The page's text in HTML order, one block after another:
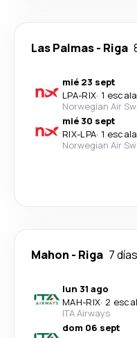
Las Palmas- Riga
mié 23 sept
LPA-RIX· 1 escala
Norwegian Air
mié 30 sept
RIX-LPA· 1 escala
Norwegian Air
Mahon - Riga 7 días
lun 31 ago
MAH-RIX· 2
ITA Airways
dom 06 sept